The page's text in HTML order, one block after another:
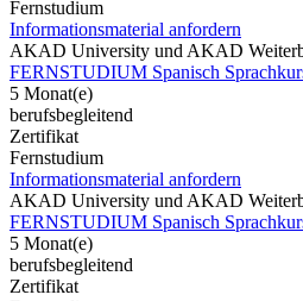
Fernstudium
Informationsmaterial anfordern
AKAD University und AKAD
FERNSTUDIUM Spanisch
5 Monat(e)
berufsbegleitend
Zertifikat
Fernstudium
Informationsmaterial anfordern
AKAD University und AKAD
FERNSTUDIUM Spanisch
5 Monat(e)
berufsbegleitend
Zertifikat